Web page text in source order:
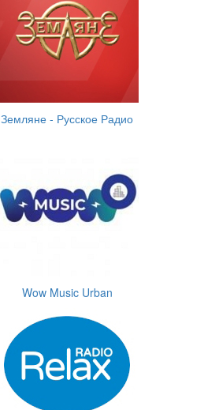
Земляне - Русское Радио
Wow Music Urban